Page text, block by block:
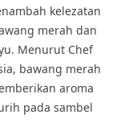
kelezatan
merah dan
Menurut Chef
bawang merah
aroma
pada sambel